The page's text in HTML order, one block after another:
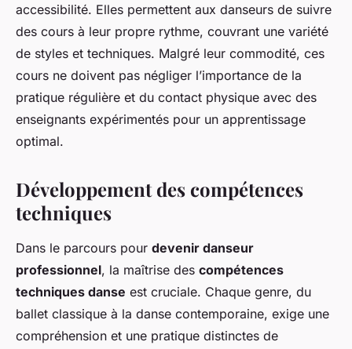
accessibilité. Elles permettent aux danseurs de suivre
des cours à leur propre rythme, couvrant une variété
de styles et techniques. Malgré leur commodité, ces
cours ne doivent pas négliger l’importance de la
pratique régulière et du contact physique avec des
enseignants expérimentés pour un apprentissage
optimal.
Développement des compétences
techniques
Dans le parcours pour devenir danseur
professionnel, la maîtrise des compétences
techniques danse est cruciale. Chaque genre, du
ballet classique à la danse contemporaine, exige une
compréhension et une pratique distinctes de